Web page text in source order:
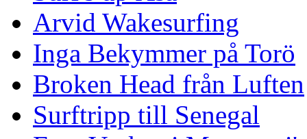
Arvid Wakesurfing
Inga Bekymmer på Torö
Broken Head från Luften
Surftripp till Senegal